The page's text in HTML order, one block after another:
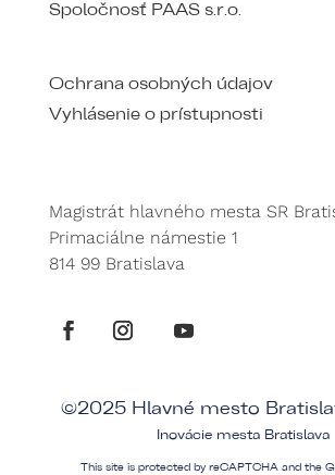
Spoločnosť PAAS s.r.o.
Ochrana osobných údajov
Vyhlásenie o prístupnosti
Magistrát hlavného mesta SR
Primaciálne námestie 1
814 99 Bratislava
©2025 Hlavné mesto
Inovácie mesta Bratislava
This site is protected by reCAPTCHA and the